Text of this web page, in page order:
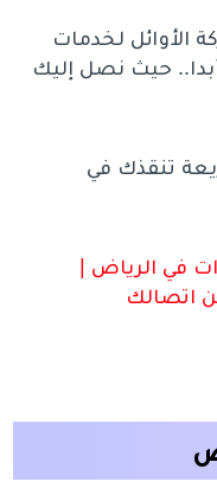
الأوائل لخدمات
أبدا.. حيث نصل إليك
تنقذك في
في الرياض |